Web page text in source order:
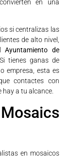
en una
si centralizas las
de alto nivel,
Ayuntamiento de
Si tienes ganas de
empresa, esta es
contactes con
a tu alcance.
en mosaicos